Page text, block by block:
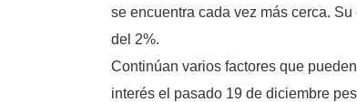
se encuentra cada vez más cerca.
del 2%.
Continúan varios factores que
interés el pasado 19 de diciembre